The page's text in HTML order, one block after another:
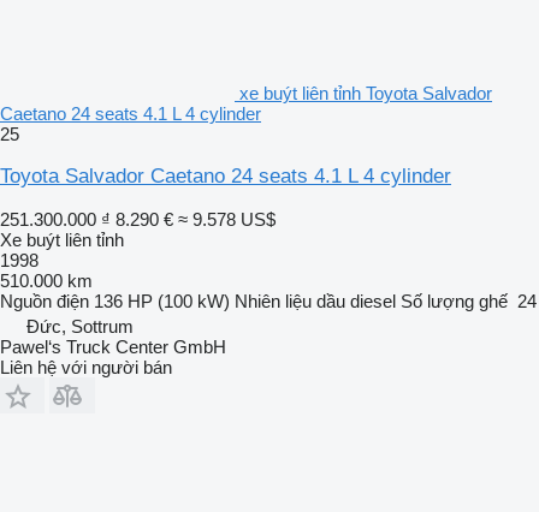
xe buýt liên tỉnh Toyota Salvador
Caetano 24 seats 4.1 L 4 cylinder
25
Toyota Salvador Caetano 24 seats 4.1 L 4 cylinder
251.300.000 ₫ 8.290 € ≈ 9.578 US$
Xe buýt liên tỉnh
1998
510.000 km
Nguồn điện 136 HP (100 kW) Nhiên liệu dầu diesel Số lượng ghế 24
Đức, Sottrum
Pawel‘s Truck Center GmbH
Liên hệ với người bán